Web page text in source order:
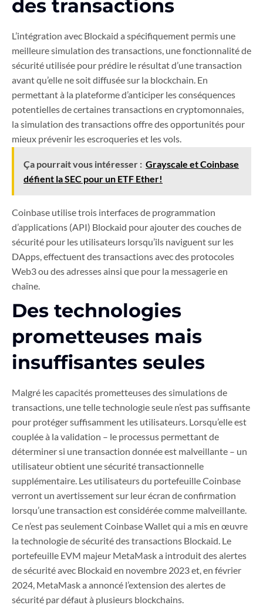
des transactions
L’intégration avec Blockaid a spécifiquement permis une
meilleure simulation des transactions, une fonctionnalité de
sécurité utilisée pour prédire le résultat d’une transaction
avant qu’elle ne soit diffusée sur la blockchain. En
permettant à la plateforme d’anticiper les conséquences
potentielles de certaines transactions en cryptomonnaies,
la simulation des transactions offre des opportunités pour
mieux prévenir les escroqueries et les vols.
Ça pourrait vous intéresser : Grayscale et Coinbase
défient la SEC pour un ETF Ether!
Coinbase utilise trois interfaces de programmation
d’applications (API) Blockaid pour ajouter des couches de
sécurité pour les utilisateurs lorsqu’ils naviguent sur les
DApps, effectuent des transactions avec des protocoles
Web3 ou des adresses ainsi que pour la messagerie en
chaîne.
Des technologies
prometteuses mais
insuffisantes seules
Malgré les capacités prometteuses des simulations de
transactions, une telle technologie seule n’est pas suffisante
pour protéger suffisamment les utilisateurs. Lorsqu’elle est
couplée à la validation – le processus permettant de
déterminer si une transaction donnée est malveillante – un
utilisateur obtient une sécurité transactionnelle
supplémentaire. Les utilisateurs du portefeuille Coinbase
verront un avertissement sur leur écran de confirmation
lorsqu’une transaction est considérée comme malveillante.
Ce n’est pas seulement Coinbase Wallet qui a mis en œuvre
la technologie de sécurité des transactions Blockaid. Le
portefeuille EVM majeur MetaMask a introduit des alertes
de sécurité avec Blockaid en novembre 2023 et, en février
2024, MetaMask a annoncé l’extension des alertes de
sécurité par défaut à plusieurs blockchains.